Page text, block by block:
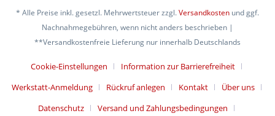
* Alle Preise inkl. gesetzl. Mehrwertsteuer zzgl.Versandkosten und ggf.
Nachnahmegebühren, wenn nicht anders beschrieben |
**Versandkostenfreie Lieferung nur innerhalb Deutschlands
Cookie-Einstellungen
Information zur Barrierefreiheit
Werkstatt-Anmeldung
Rückruf anlegen Kontakt
Über uns
Datenschutz
Versand und Zahlungsbedingungen